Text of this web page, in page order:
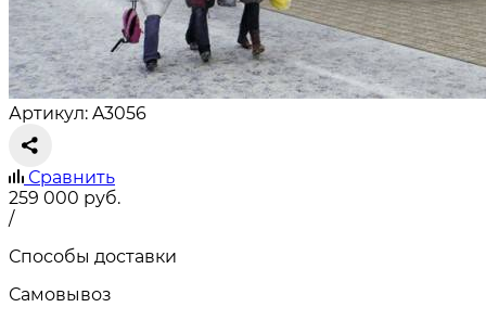
Артикул: A3056
Сравнить
259 000 руб.
/
Способы доставки
Самовывоз